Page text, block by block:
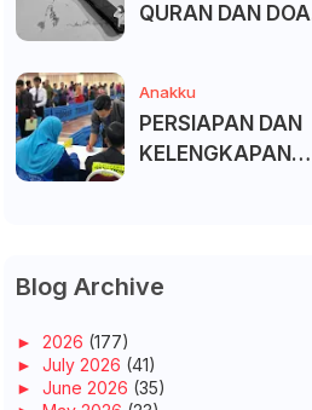
QURAN DAN DOA
Anakku
PERSIAPAN DAN
KELENGKAPAN
Blog Archive
► 2026 (177)
► July 2026 (41)
► June 2026 (35)